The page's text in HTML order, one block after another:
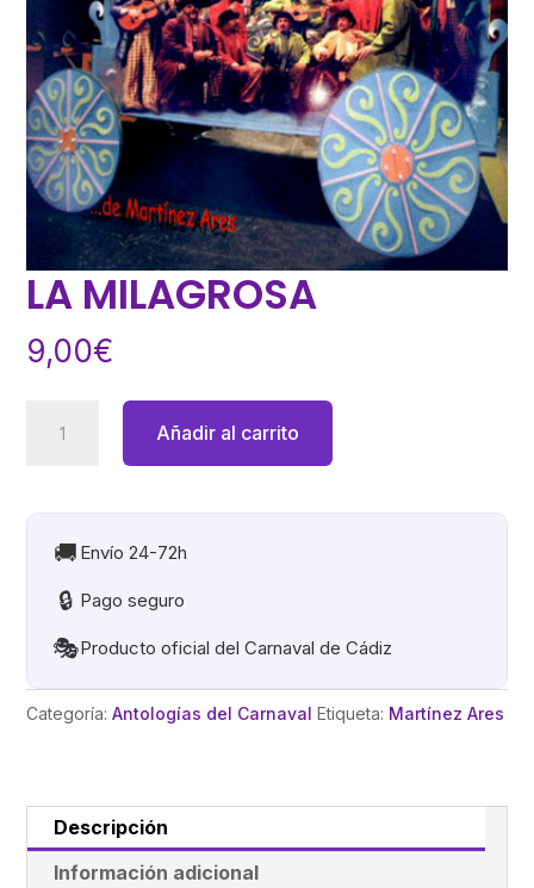
LA MILAGROSA
9,00€
MILAGROSA
Añadir al carrito
🚚 Envío 24-72h
🔒 Pago seguro
🎭Producto oficial del Carnaval de Cádiz
Categoría:Antologías del Carnaval Etiqueta: Martínez Ares
Descripción
Información adicional